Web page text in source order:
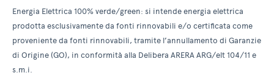
Energia Elettrica 100% verde/green: si intende energia elettrica
prodotta esclusivamente da fonti rinnovabili e/o certificata come
proveniente da fonti rinnovabili, tramite l’annullamento di Garanzie
di Origine (GO), in conformità alla Delibera ARERA ARG/elt 104/11 e
s.m.i.